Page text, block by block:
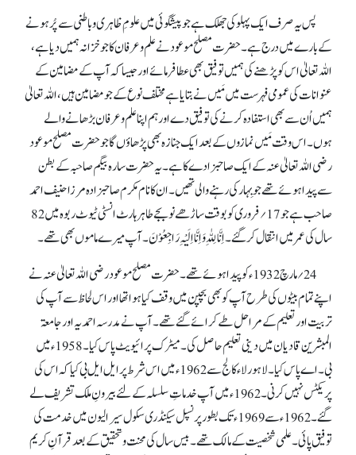
پس یہ صرف ایک پہلو کی جھلک ہے جو پیشگوئی میں علومِ ظاہری و باطنی سے پُر ہونے
کے بارے میں درج ہے۔ حضرت مصلح موعود نے علم و عرفان کا جو خزانہ ہمیں دیا ہے،
اللہ تعالیٰ اس کو پڑھنے کی ہمیں توفیق بھی عطا فرمائے اور جیسا کہ آپ کے مضامین کے
عنوانات کی عمومی فہرست میں مَیں نے بتایا ہے مختلف نوع کے جو مضامین ہیں، اللہ تعالیٰ
ہمیں اُن سے بھی استفادہ کرنے کی توفیق دے اور ہم اپنا علم و عرفان بڑھانے والے
ہوں۔ اس وقت مَیں نمازوں کے بعد ایک جنازہ بھی پڑھاؤں گا جو حضرت مصلح موعود
رضی اللہ تعالیٰ عنہ کے ایک صاحبزادے کا ہے۔ یہ حضرت سارہ بیگم صاحبہ کے بطن
سے پیدا ہوئے تھے جو بِہار کی رہنے والی تھیں۔ ان کا نام مکرم صاحبزادہ مرزا حنیف احمد
صاحب ہے جو 17؍فروری کو بوقت ساڑھے نو بجے طاہر ہارٹ انسٹی ٹیوٹ ربوہ میں 82
سال کی عمر میں انتقال کر گئے۔ اِنَّالِلّٰہِ وَ اِنَّا اِلَیْہِ رَاجِعُوْنَ۔ آپ میرے ماموں بھی تھے۔
24؍مارچ 1932ء کو پیدا ہوئے تھے۔ حضرت مصلح موعود رضی اللہ تعالیٰ عنہ نے
اپنے تمام بیٹوں کی طرح آپ کو بھی بچپن میں وقف کیا ہوا تھا اور اس لحاظ سے آپ کی
تربیت اور تعلیم کے مراحل طے کرائے گئے تھے۔ آپ نے مدرسہ احمدیہ اور جامعۃ
المبشرین قادیان میں دینی تعلیم حاصل کی۔ میٹرک پرائیویٹ پاس کیا۔ 1958ء میں
بی۔ اے پاس کیا۔ لاہور لاء کالج سے 1962ء میں اس شرط پر ایل ایل بی کیا کہ اس کی
پریکٹس نہیں کرنی۔ 1962ء میں آپ خدماتِ سلسلہ کے لئے بیرونِ ملک تشریف لے
گئے۔ 1962ء سے 1969ء تک بطور پرنسپل سیکنڈری سکول سیرالیون میں خدمت کی
توفیق پائی۔ علمی شخصیت کے مالک تھے۔ بیس سال کی محنت و تحقیق کے بعد قرآنِ کریم